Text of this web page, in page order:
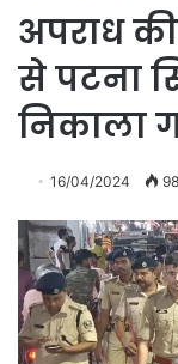
अपराध
से पटना
निकाला
16/04/2024 98